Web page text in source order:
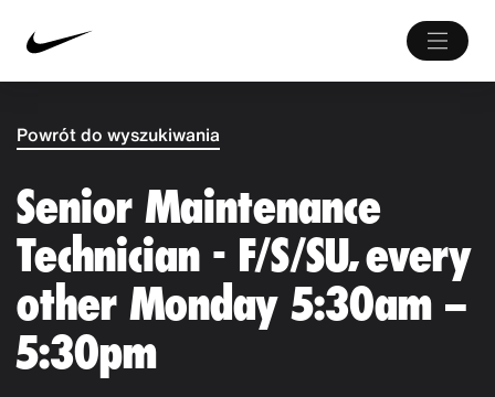
Powrót do wyszukiwania
Senior Maintenance
Technician - F/S/SU, every
other Monday 5:30am –
5:30pm